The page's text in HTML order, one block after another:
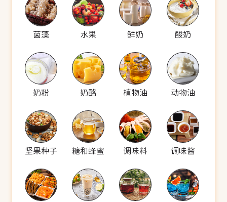
菌藻 水果 鲜奶 酸奶
奶粉 奶酪 植物油 动物油
坚果种子 糖和蜂蜜 调味料 调味酱